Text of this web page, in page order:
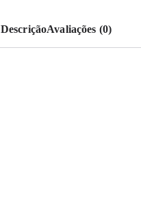
DescriçãoAvaliações (0)